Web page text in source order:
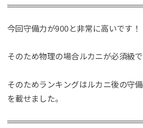
今回守備力が900と非常に高いです！
そのため物理の場合ルカニが必須級で
そのためランキングはルカニ後の守
を載せました。